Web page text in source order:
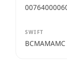
SWIFT
BCMAMAMC